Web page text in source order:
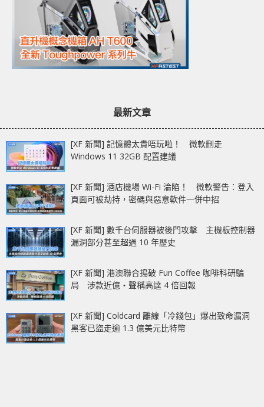
最新文章
[XF 新聞] 記憶體太貴唔玩啦！ 微軟刪走
Windows 11 32GB 配置建議
[XF 新聞] 酒店機場 Wi-Fi 淪陷！ 微軟警告：登入
頁面可被劫持，密碼與惡意軟件一併中招
[XF 新聞] 數千台伺服器被後門攻擊 主機板控制器
漏洞部分甚至超過 10 年歷史
[XF 新聞] 港澳聯合搗破 Fun Coffee 咖啡科研騙
局 涉款近億‧聲稱高達 4 倍回報
[XF 新聞] Coldcard 離線「冷錢包」爆出致命漏洞
黑客已盜走逾 1.3 億美元比特幣